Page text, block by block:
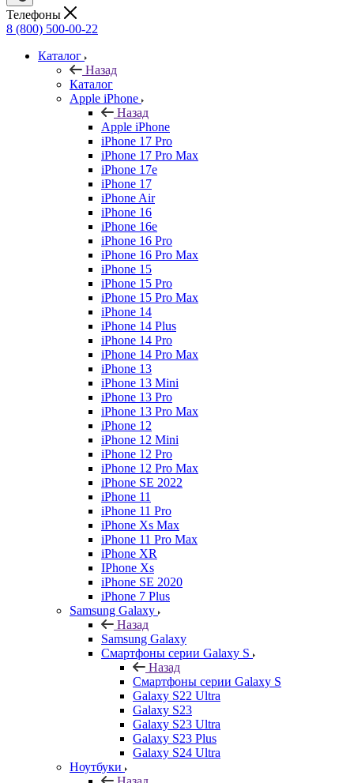
Телефоны
8 (800) 500-00-22
Каталог
Назад
Каталог
Apple iPhone
Назад
Apple iPhone
iPhone 17 Pro
iPhone 17 Pro Max
iPhone 17e
iPhone 17
iPhone Air
iPhone 16
iPhone 16e
iPhone 16 Pro
iPhone 16 Pro Max
iPhone 15
iPhone 15 Pro
iPhone 15 Pro Max
iPhone 14
iPhone 14 Plus
iPhone 14 Pro
iPhone 14 Pro Max
iPhone 13
iPhone 13 Mini
iPhone 13 Pro
iPhone 13 Pro Max
iPhone 12
iPhone 12 Mini
iPhone 12 Pro
iPhone 12 Pro Max
iPhone SE 2022
iPhone 11
iPhone 11 Pro
iPhone Xs Max
iPhone 11 Pro Max
iPhone XR
IPhone Xs
iPhone SE 2020
iPhone 7 Plus
Samsung Galaxy
Назад
Samsung Galaxy
Смартфоны серии Galaxy S
Назад
Смартфоны серии Galaxy S
Galaxy S22 Ultra
Galaxy S23
Galaxy S23 Ultra
Galaxy S23 Plus
Galaxy S24 Ultra
Ноутбуки